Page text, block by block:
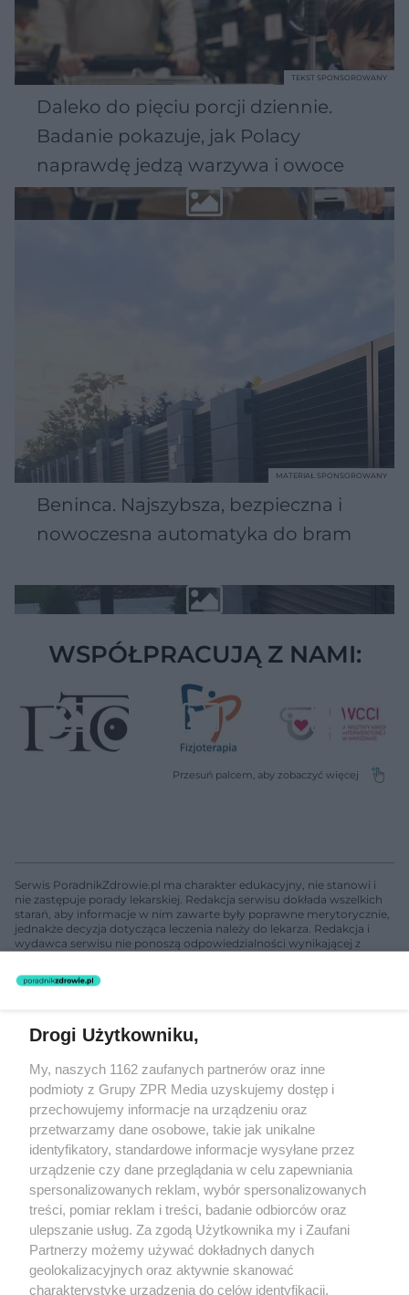
Daleko do pięciu porcji dziennie.
Badanie pokazuje, jak Polacy
naprawdę jedzą warzywa i owoce
TEKST SPONSOROWANY
Beninca. Najszybsza, bezpieczna i
nowoczesna automatyka do bram
MATERIAŁ SPONSOROWANY
WSPÓŁPRACUJĄ Z NAMI:
Serwis PoradnikZdrowie.pl ma charakter edukacyjny, nie stanowi i
nie zastępuje porady lekarskiej. Redakcja serwisu dokłada wszelkich
starań, aby informacje w nim zawarte były poprawne merytorycznie,
jednakże decyzja dotycząca leczenia należy do lekarza. Redakcja i
wydawca serwisu nie ponoszą odpowiedzialności wynikającej z
nie prowadzi działalności leczniczej polegającej na udzielaniu
świadczeń zdrowotnych w rozumieniu art. 3 ust 1 ustawy o
Żaden utwór zamieszczony w serwisie nie może być powielany i
rozpowszechniany lub dalej rozpowszechniany w jakikolwiek sposób
(w tym także elektroniczny lub mechaniczny) na jakimkolwiek polu
eksploatacji w jakiejkolwiek formie, włącznie z umieszczaniem w
Internecie bez pisemnej zgody właściciela praw. Jakiekolwiek użycie
lub wykorzystanie utworów w całości lub w części z naruszeniem
prawa, tzn. bez właściwej zgody, jest zabronione pod groźbą kary i
może być ścigane prawnie.
Drogi Użytkowniku,
My, naszych 1162 zaufanych partnerów oraz inne
podmioty z Grupy ZPR Media uzyskujemy dostęp i
przechowujemy informacje na urządzeniu oraz
przetwarzamy dane osobowe, takie jak unikalne
identyfikatory, standardowe informacje wysyłane przez
urządzenie czy dane przeglądania w celu zapewniania
spersonalizowanych reklam, wybór spersonalizowanych
treści, pomiar reklam i treści, badanie odbiorców oraz
ulepszanie usług. Za zgodą Użytkownika my i Zaufani
Partnerzy możemy używać dokładnych danych
geolokalizacyjnych oraz aktywnie skanować
charakterystykę urządzenia do celów identyfikacji.